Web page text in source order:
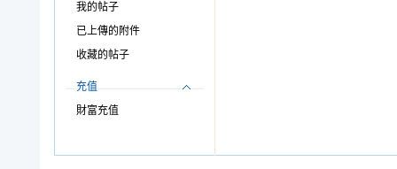
我的帖子
已上傳的附件
收藏的帖子
充值
財富充值